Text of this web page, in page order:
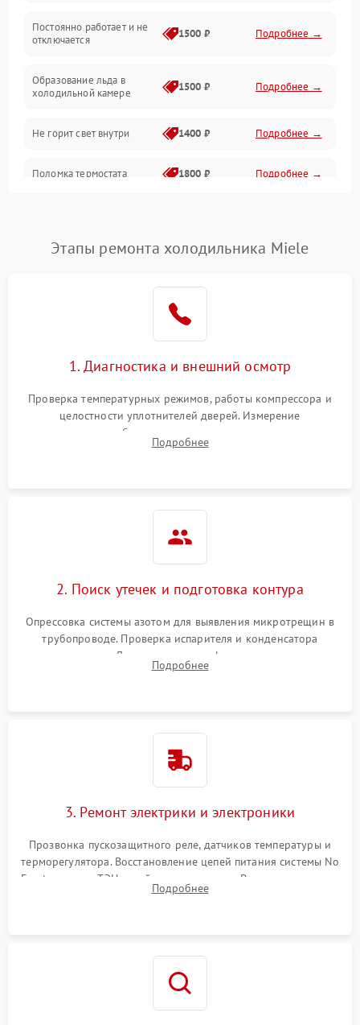
Постоянно работает и не
отключается
1500 ₽ Подробнее →
Образование льда в
холодильной камере
1500 ₽ Подробнее →
Не горит свет внутри 1400 ₽ Подробнее →
Поломка термостата 1800 ₽ Подробнее →
Поломка системы No Frost 2600 ₽ Подробнее →
работе
2000 ₽ Подробнее →
1000 ₽
1800 ₽
Этапы ремонта холодильника Miele
1. Диагностика и внешний осмотр
Проверка температурных режимов, работы компрессора и
целостности уплотнителей дверей. Измерение
сопротивления обмоток мотора, проверка термостата и
считывание кодов ошибок с электронного дисплея.
Подробнее
2. Поиск утечек и подготовка контура
Опрессовка системы азотом для выявления микротрещин в
трубопроводе. Проверка испарителя и конденсатора
течеискателем. Демонтаж старого фильтра-осушителя и
продувка капиллярной трубки для устранения засоров.
Подробнее
3. Ремонт электрики и электроники
Прозвонка пускозащитного реле, датчиков температуры и
терморегулятора. Восстановление цепей питания системы No
Frost, включая ТЭН оттайки и вентилятор. Ремонт или замена
платы управления при сбоях алгоритмов.
Подробнее